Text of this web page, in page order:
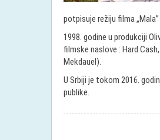
potpisuje režiju filma
1998. godine u produkciji
filmske naslove : Hard
Mekdauel).
U Srbiji je tokom 2016.
publike.